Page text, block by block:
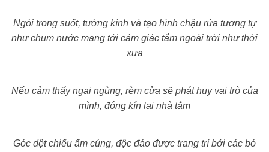
Ngói trong suốt, tường kính và tạo hình chậu rửa tương tự
như chum nước mang tới cảm giác tắm ngoài trời như thời
xưa
Nếu cảm thấy ngại ngùng, rèm cửa sẽ phát huy vai trò của
mình, đóng kín lại nhà tắm
Góc dệt chiếu ấm cúng, độc đáo được trang trí bởi các bó